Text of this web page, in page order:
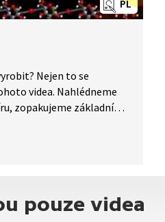
PL
Nejen to se
videa. Nahlédneme
zopakujeme základní
na to!
pouze videa